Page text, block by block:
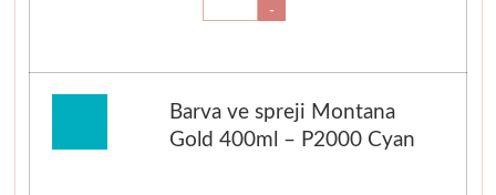
-
Barva ve spreji Montana
Gold 400ml – P2000 Cyan